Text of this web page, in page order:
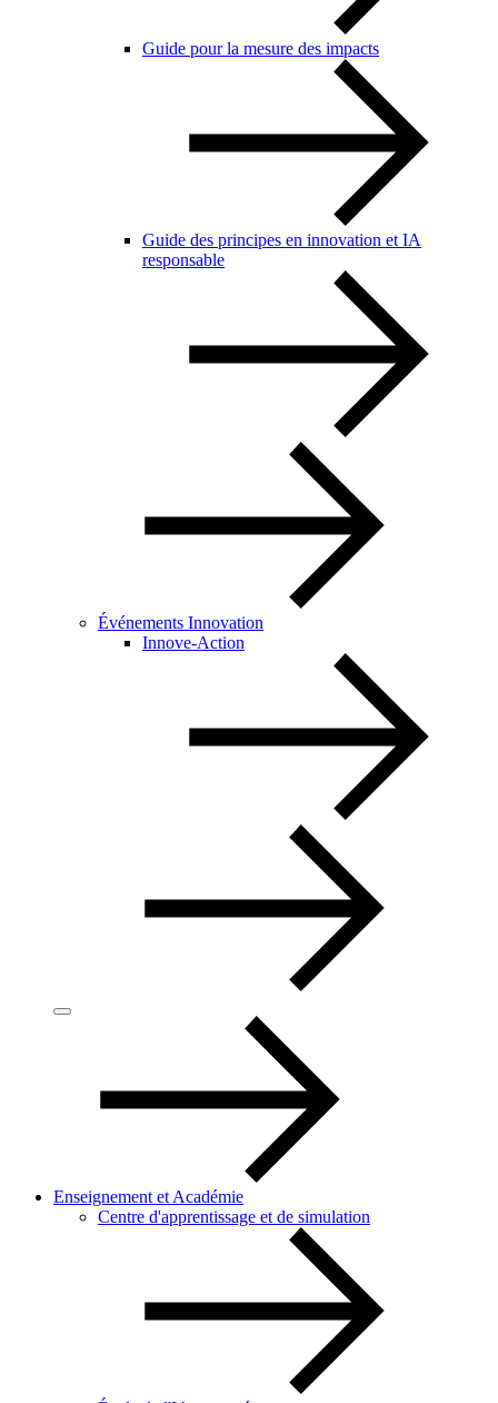
Guide pour la mesure des impacts
Guide des principes en innovation et IA
responsable
Événements Innovation
Innove-Action
Enseignement et Académie
Centre d'apprentissage et de simulation